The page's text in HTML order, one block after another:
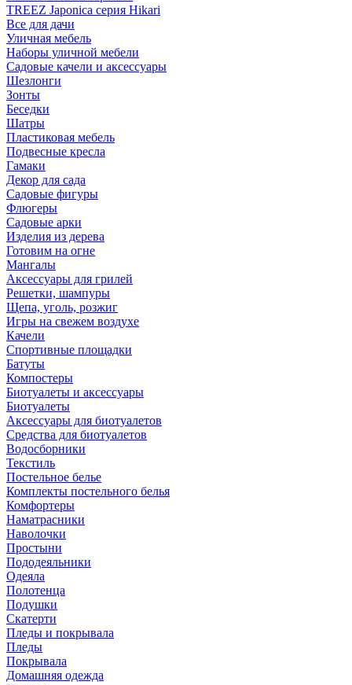
TREEZ Japonica серия Hikari
Все для дачи
Уличная мебель
Наборы уличной мебели
Садовые качели и аксессуары
Шезлонги
Зонты
Беседки
Шатры
Пластиковая мебель
Подвесные кресла
Гамаки
Декор для сада
Садовые фигуры
Флюгеры
Садовые арки
Изделия из дерева
Готовим на огне
Мангалы
Аксессуары для грилей
Решетки, шампуры
Щепа, уголь, розжиг
Игры на свежем воздухе
Качели
Спортивные площадки
Батуты
Компостеры
Биотуалеты и аксессуары
Биотуалеты
Аксессуары для биотуалетов
Средства для биотуалетов
Водосборники
Текстиль
Постельное белье
Комплекты постельного белья
Комфортеры
Наматрасники
Наволочки
Простыни
Пододеяльники
Одеяла
Полотенца
Подушки
Скатерти
Пледы и покрывала
Пледы
Покрывала
Домашняя одежда